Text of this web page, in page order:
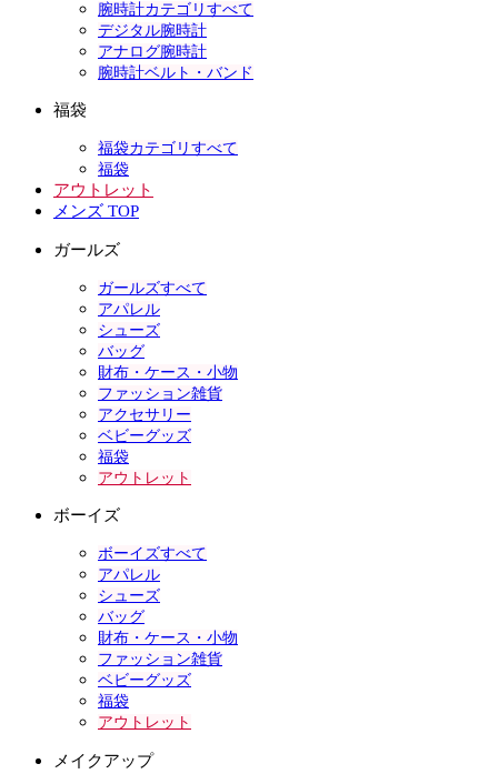
腕時計カテゴリすべて
デジタル腕時計
アナログ腕時計
腕時計ベルト・バンド
福袋
福袋カテゴリすべて
福袋
アウトレット
メンズ TOP
ガールズ
ガールズすべて
アパレル
シューズ
バッグ
財布・ケース・小物
ファッション雑貨
アクセサリー
ベビーグッズ
福袋
アウトレット
ボーイズ
ボーイズすべて
アパレル
シューズ
バッグ
財布・ケース・小物
ファッション雑貨
ベビーグッズ
福袋
アウトレット
メイクアップ